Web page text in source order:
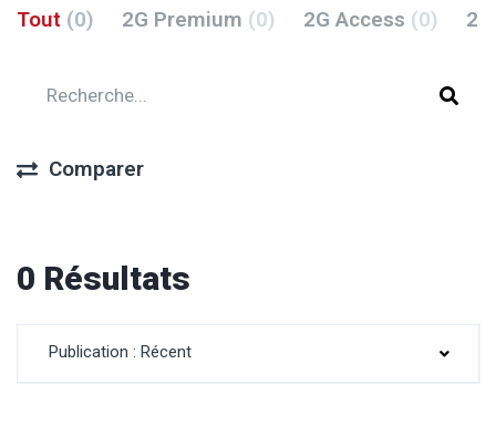
Tout (0) 2G Premium (0) 2G Access (0)
Comparer
0 Résultats
Publication : Récent